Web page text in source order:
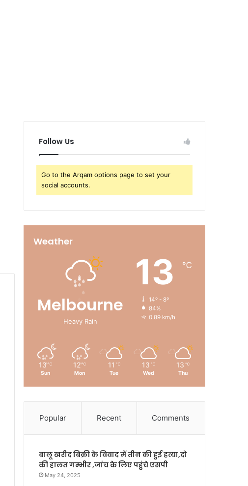
Follow Us
Go to the Arqam options page to set your
social accounts.
Weather
Melbourne
Heavy Rain
13 ℃
14º - 8º
84%
0.89 km/h
13 ℃
Sun
12 ℃
Mon
11 ℃
Tue
13 ℃
Wed
13 ℃
Thu
Popular Recent Comments
बालू खरीद बिक्री के विवाद में तीन की हुई हत्या,दो
की हालत गम्भीर ,जांच के लिए पहुंचे एसपी
May 24, 2025